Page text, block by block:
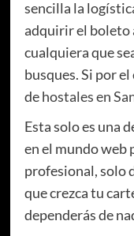
sencilla la
adquirir el boleto
cualquiera que
busques. Si por
dehostales en
Esta solo es una
en el mundo web
profesional, solo
que crezca tu
dependerás de